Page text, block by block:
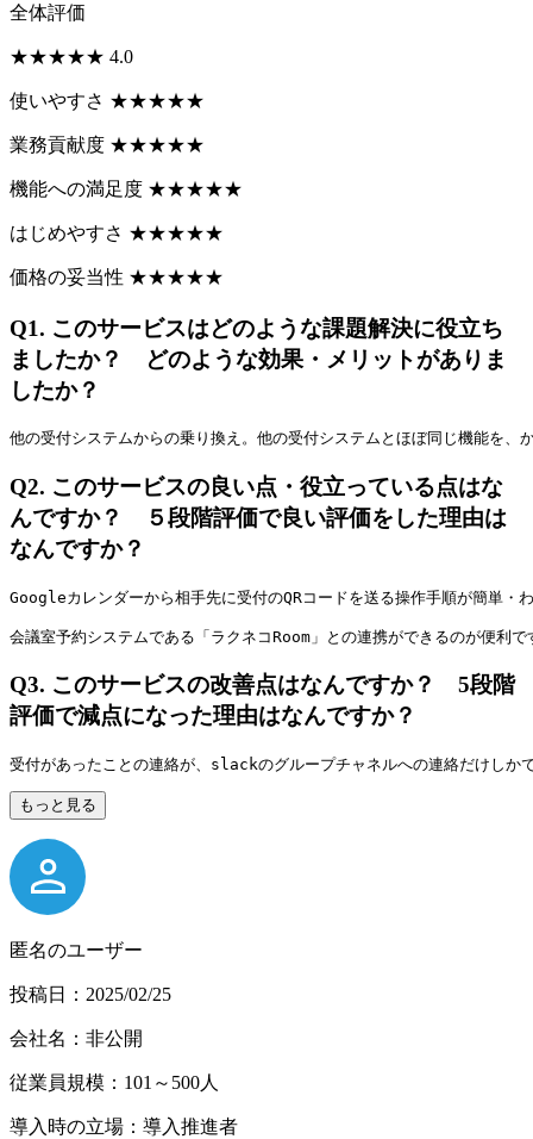
全体評価
★★★★★ 4.0
使いやすさ ★★★★★
業務貢献度 ★★★★★
機能への満足度 ★★★★★
はじめやすさ ★★★★★
価格の妥当性 ★★★★★
Q1. このサービスはどのような課題解決に役立ち
ましたか？ どのような効果・メリットがありま
したか？
他の受付システムからの乗り換え。他の受付システムとほぼ同じ機能を、
Q2. このサービスの良い点・役立っている点はな
んですか？ ５段階評価で良い評価をした理由は
なんですか？
Googleカレンダーから相手先に受付のQRコードを送る操作手順が簡単・
会議室予約システムである「ラクネコRoom」との連携ができるのが便利で
Q3. このサービスの改善点はなんですか？ 5段階
評価で減点になった理由はなんですか？
受付があったことの連絡が、slackのグループチャネルへの連絡だけし
もっと見る
匿名のユーザー
投稿日：2025/02/25
会社名：非公開
従業員規模：101～500人
導入時の立場：導入推進者